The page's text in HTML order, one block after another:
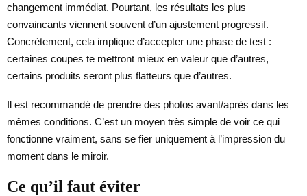
changement immédiat. Pourtant, les résultats les plus
convaincants viennent souvent d’un ajustement progressif.
Concrètement, cela implique d’accepter une phase de test :
certaines coupes te mettront mieux en valeur que d’autres,
certains produits seront plus flatteurs que d’autres.
Il est recommandé de prendre des photos avant/après dans les
mêmes conditions. C’est un moyen très simple de voir ce qui
fonctionne vraiment, sans se fier uniquement à l’impression du
moment dans le miroir.
Ce qu’il faut éviter